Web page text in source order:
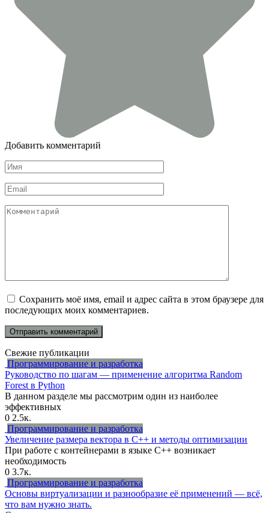
Добавить комментарий
Имя
*
Email
*
Комментарий
Сохранить моё имя, email и адрес сайта в этом браузере для
последующих моих комментариев.
Свежие публикации
Программирование и разработка
Руководство по шагам — применение алгоритма Random
Forest в Python
В данном разделе мы рассмотрим один из наиболее
эффективных
0 2.5к.
Программирование и разработка
Увеличение размера вектора в C++ и методы оптимизации
При работе с контейнерами в языке C++ возникает
необходимость
0 3.7к.
Программирование и разработка
Основы виртуализации и разнообразие её применений — всё,
что вам нужно знать.